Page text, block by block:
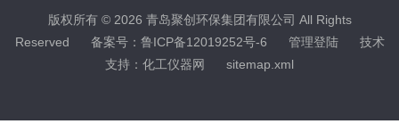
版权所有 © 2026 青岛聚创环保集团有限公司 All Rights
Reserved 备案号：鲁ICP备12019252号-6 管理登陆技术
支持： 化工仪器网 sitemap.xml